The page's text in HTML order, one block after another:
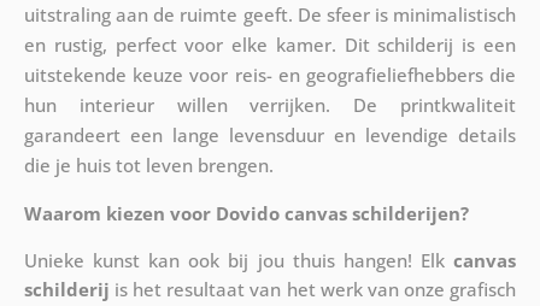
uitstraling aan de ruimte geeft. De sfeer is minimalistisch
en rustig, perfect voor elke kamer. Dit schilderij is een
uitstekende keuze voor reis- en geografieliefhebbers die
hun interieur willen verrijken. De printkwaliteit
garandeert een lange levensduur en levendige details
die je huis tot leven brengen.
Waarom kiezen voor Dovido canvas schilderijen?
Unieke kunst kan ook bij jou thuis hangen! Elkcanvas
schilderij is het resultaat van het werk van onze grafisch